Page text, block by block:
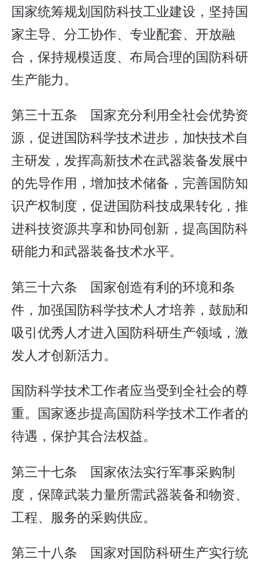
国家统筹规划国防科技工业建设，坚持国
家主导、分工协作、专业配套、开放融
合，保持规模适度、布局合理的国防科研
生产能力。
第三十五条 国家充分利用全社会优势资
源，促进国防科学技术进步，加快技术自
主研发，发挥高新技术在武器装备发展中
的先导作用，增加技术储备，完善国防知
识产权制度，促进国防科技成果转化，推
进科技资源共享和协同创新，提高国防科
研能力和武器装备技术水平。
第三十六条 国家创造有利的环境和条
件，加强国防科学技术人才培养，鼓励和
吸引优秀人才进入国防科研生产领域，激
发人才创新活力。
国防科学技术工作者应当受到全社会的尊
重。国家逐步提高国防科学技术工作者的
待遇，保护其合法权益。
第三十七条 国家依法实行军事采购制
度，保障武装力量所需武器装备和物资、
工程、服务的采购供应。
第三十八条 国家对国防科研生产实行统